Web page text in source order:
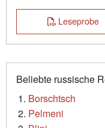
Leseprobe
Beliebte russische
Borschtsch
Pelmeni